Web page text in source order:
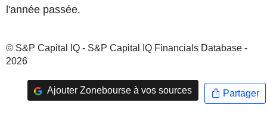
l'année passée.
© S&P Capital IQ - S&P Capital IQ Financials Database -
2026
Ajouter Zonebourse à vos sources Partager